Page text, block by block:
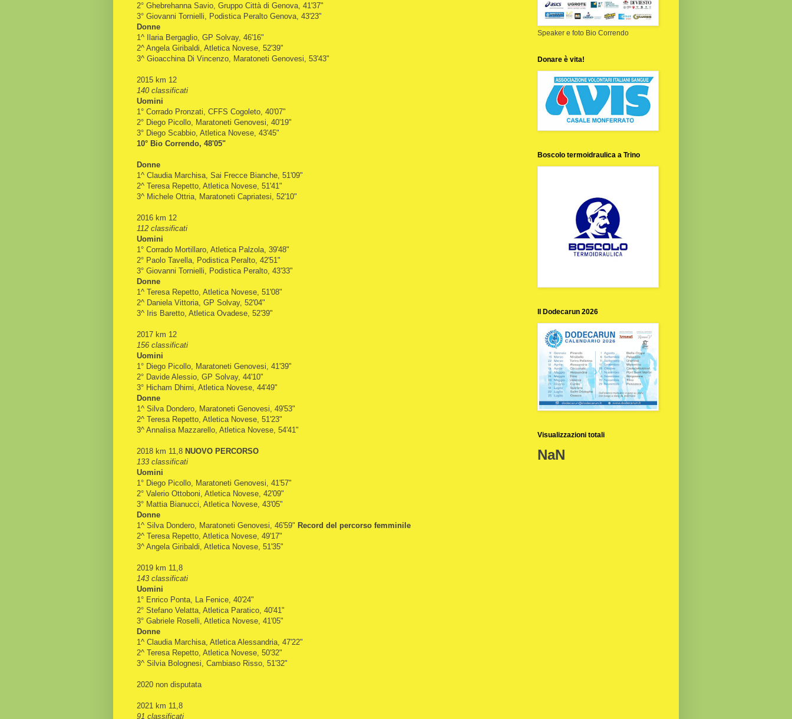
2° Ghebrehanna Savio, Gruppo Città di Genova, 41'37"
3° Giovanni Tornielli, Podistica Peralto Genova, 43'23"
Donne
1^ Ilaria Bergaglio, GP Solvay, 46'16"
2^ Angela Giribaldi, Atletica Novese, 52'39"
3^ Gioacchina Di Vincenzo, Maratoneti Genovesi, 53'43"
2015 km 12
140 classificati
Uomini
1° Corrado Pronzati, CFFS Cogoleto, 40'07"
2° Diego Picollo, Maratoneti Genovesi, 40'19"
3° Diego Scabbio, Atletica Novese, 43'45"
10° Bio Correndo, 48'05"
Donne
1^ Claudia Marchisa, Sai Frecce Bianche, 51'09"
2^ Teresa Repetto, Atletica Novese, 51'41"
3^ Michele Ottria, Maratoneti Capriatesi, 52'10"
2016 km 12
112 classificati
Uomini
1° Corrado Mortillaro, Atletica Palzola, 39'48"
2° Paolo Tavella, Podistica Peralto, 42'51"
3° Giovanni Tornielli, Podistica Peralto, 43'33"
Donne
1^ Teresa Repetto, Atletica Novese, 51'08"
2^ Daniela Vittoria, GP Solvay, 52'04"
3^ Iris Baretto, Atletica Ovadese, 52'39"
2017 km 12
156 classificati
Uomini
1° Diego Picollo, Maratoneti Genovesi, 41'39"
2° Davide Alessio, GP Solvay, 44'10"
3° Hicham Dhimi, Atletica Novese, 44'49"
Donne
1^ Silva Dondero, Maratoneti Genovesi, 49'53"
2^ Teresa Repetto, Atletica Novese, 51'23"
3^ Annalisa Mazzarello, Atletica Novese, 54'41"
2018 km 11,8 NUOVO PERCORSO
133 classificati
Uomini
1° Diego Picollo, Maratoneti Genovesi, 41'57"
2° Valerio Ottoboni, Atletica Novese, 42'09"
3° Mattia Bianucci, Atletica Novese, 43'05"
Donne
1^ Silva Dondero, Maratoneti Genovesi, 46'59" Record del percorso femminile
2^ Teresa Repetto, Atletica Novese, 49'17"
3^ Angela Giribaldi, Atletica Novese, 51'35"
2019 km 11,8
143 classificati
Uomini
1° Enrico Ponta, La Fenice, 40'24"
2° Stefano Velatta, Atletica Paratico, 40'41"
3° Gabriele Roselli, Atletica Novese, 41'05"
Donne
1^ Claudia Marchisa, Atletica Alessandria, 47'22"
2^ Teresa Repetto, Atletica Novese, 50'32"
3^ Silvia Bolognesi, Cambiaso Risso, 51'32"
2020 non disputata
2021 km 11,8
91 classificati
Speaker e foto Bio Correndo
Donare è vita!
Boscolo termoidraulica a Trino
Il Dodecarun 2026
Visualizzazioni totali
NaN